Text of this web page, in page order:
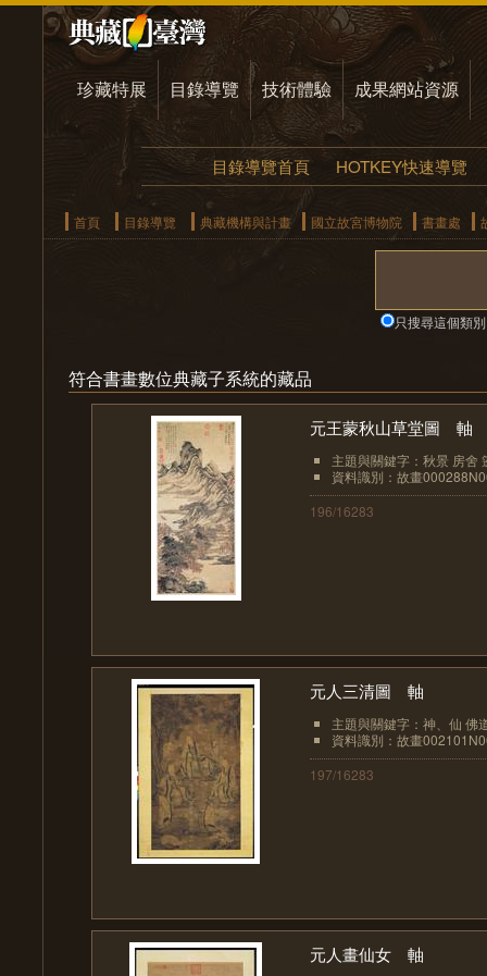
珍藏特展 目錄導覽 技術體驗 成果網站資源
目錄導覽首頁 HOTKEY快速導覽
首頁 目錄導覽 典藏機構與計畫 國立故宮博物院 書畫處
只搜尋這個類別
符合書畫數位典藏子系統的藏品
元王蒙秋山草堂圖 軸
主題與關鍵字：秋景 房舍
資料識別：故畫
196/16283
元人三清圖 軸
主題與關鍵字：神、仙 佛
資料識別：故畫
197/16283
元人畫仙女 軸